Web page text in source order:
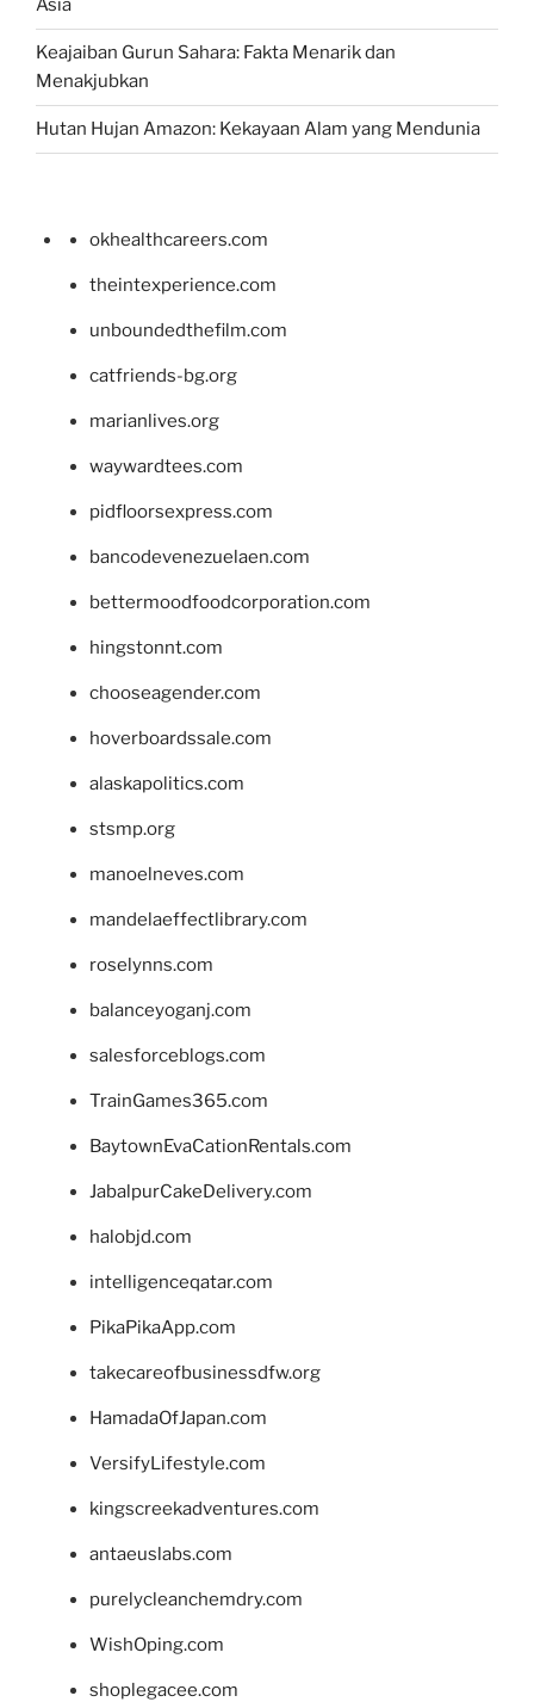
Asia
Keajaiban Gurun Sahara: Fakta Menarik dan
Menakjubkan
Hutan Hujan Amazon: Kekayaan Alam yang Mendunia
okhealthcareers.com
theintexperience.com
unboundedthefilm.com
catfriends-bg.org
marianlives.org
waywardtees.com
pidfloorsexpress.com
bancodevenezuelaen.com
bettermoodfoodcorporation.com
hingstonnt.com
chooseagender.com
hoverboardssale.com
alaskapolitics.com
stsmp.org
manoelneves.com
mandelaeffectlibrary.com
roselynns.com
balanceyoganj.com
salesforceblogs.com
TrainGames365.com
BaytownEvaCationRentals.com
JabalpurCakeDelivery.com
halobjd.com
intelligenceqatar.com
PikaPikaApp.com
takecareofbusinessdfw.org
HamadaOfJapan.com
VersifyLifestyle.com
kingscreekadventures.com
antaeuslabs.com
purelycleanchemdry.com
WishOping.com
shoplegacee.com